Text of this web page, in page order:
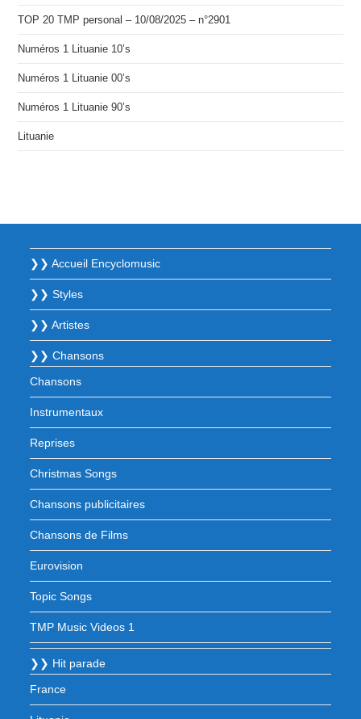
TOP 20 TMP personal – 10/08/2025 – n°2901
Numéros 1 Lituanie 10’s
Numéros 1 Lituanie 00’s
Numéros 1 Lituanie 90’s
Lituanie
❯❯ Accueil Encyclomusic
❯❯ Styles
❯❯ Artistes
❯❯ Chansons
Chansons
Instrumentaux
Reprises
Christmas Songs
Chansons publicitaires
Chansons de Films
Eurovision
Topic Songs
TMP Music Videos 1
❯❯ Hit parade
France